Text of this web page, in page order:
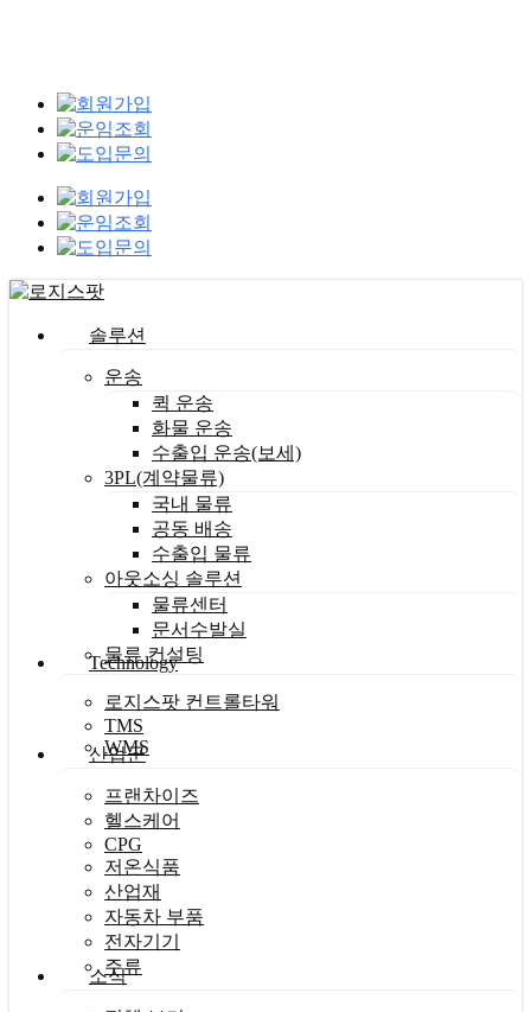
Menu 솔루션
운송
퀵 운송
화물 운송
수출입 운송(보세)
3PL(계약물류)
국내 물류
공동 배송
수출입 물류
아웃소싱 솔루션
물류센터
문서수발실
물류 컨설팅
Technology
로지스팟 컨트롤타워
TMS
WMS
산업군
프랜차이즈
헬스케어
CPG
저온식품
산업재
자동차 부품
전자기기
주류
소식